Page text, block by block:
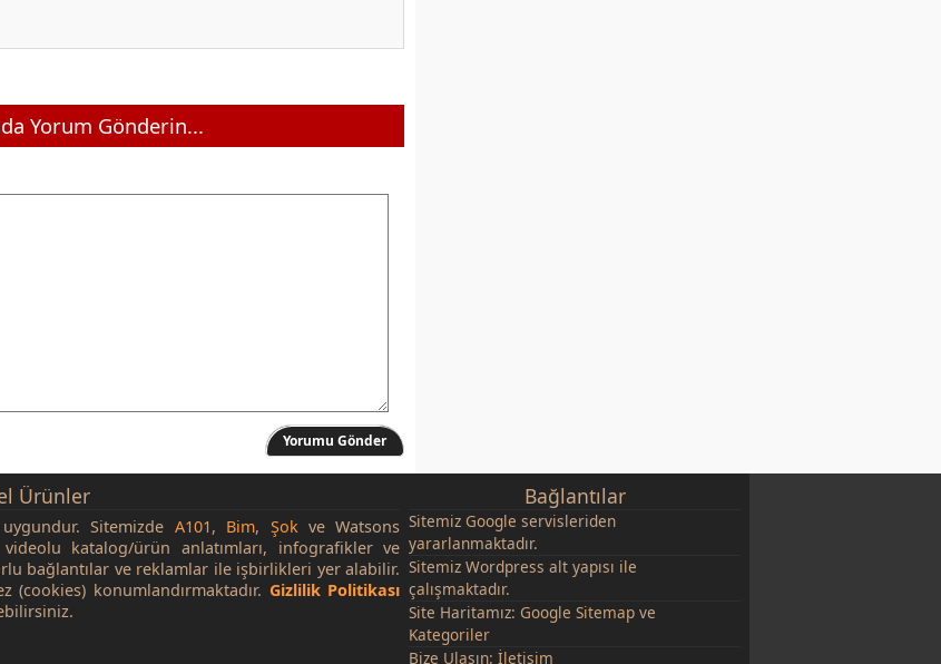
Yorum Gönderin...
Yorumu Gönder
Ürünler
Sitemizde A101, Bim, Şok ve Watsons
katalog/ürün anlatımları, infografikler ve
bağlantılar ve reklamlar ile işbirlikleri yer alabilir.
(cookies) konumlandırmaktadır. Gizlilik Politikası
Bağlantılar
Sitemiz Google servisleriden
yararlanmaktadır.
Sitemiz Wordpress alt yapısı ile
çalışmaktadır.
Site Haritamız: Google Sitemap ve
Kategoriler
Bize Ulaşın:İletişim